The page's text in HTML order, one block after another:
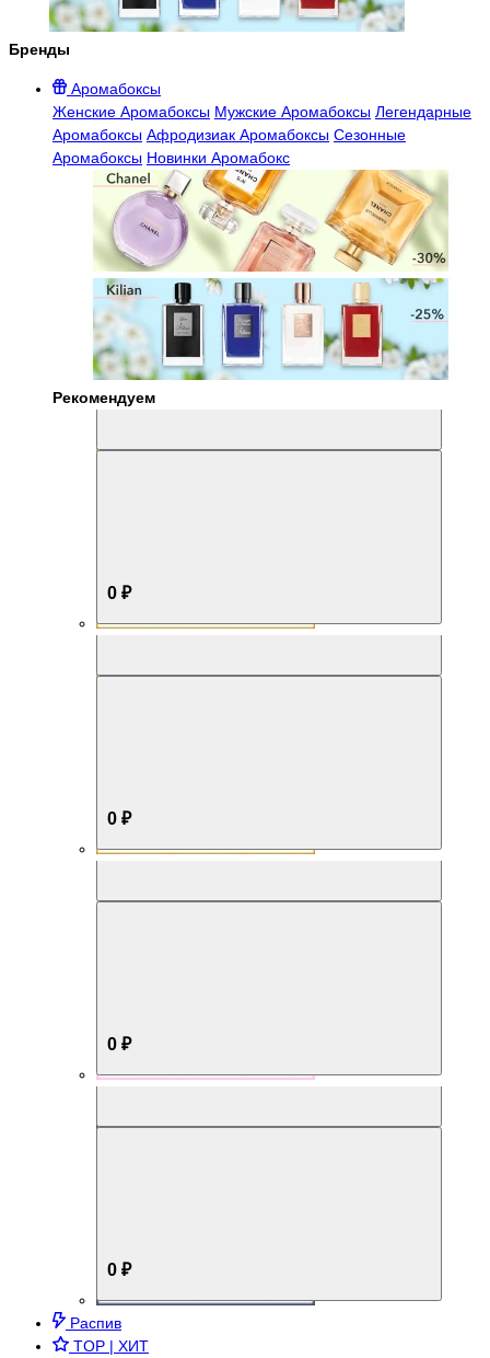
Бренды
Аромабоксы
Женские Аромабоксы Мужские Аромабоксы Легендарные
Аромабоксы Афродизиак Аромабоксы Сезонные
Аромабоксы Новинки Аромабокс
Рекомендуем
0 ₽
0 ₽
0 ₽
0 ₽
Распив
TOP | ХИТ